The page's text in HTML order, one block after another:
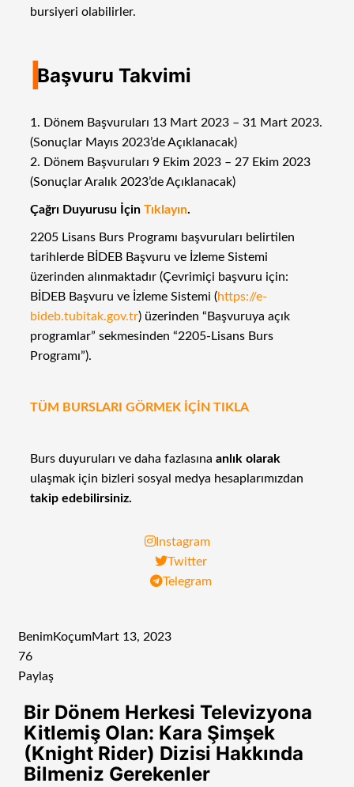
bursiyeri olabilirler.
IBaşvuru Takvimi
1. Dönem Başvuruları 13 Mart 2023 – 31 Mart 2023.
(Sonuçlar Mayıs 2023’de Açıklanacak)
2. Dönem Başvuruları 9 Ekim 2023 – 27 Ekim 2023
(Sonuçlar Aralık 2023’de Açıklanacak)
Çağrı Duyurusu İçin Tıklayın.
2205 Lisans Burs Programı başvuruları belirtilen
tarihlerde BİDEB Başvuru ve İzleme Sistemi
üzerinden alınmaktadır (Çevrimiçi başvuru için:
BİDEB Başvuru ve İzleme Sistemi (https://e-
bideb.tubitak.gov.tr) üzerinden “Başvuruya açık
programlar” sekmesinden “2205-Lisans Burs
Programı”).
TÜM BURSLARI GÖRMEK İÇİN TIKLA
Burs duyuruları ve daha fazlasına anlık olarak
ulaşmak için bizleri sosyal medya hesaplarımızdan
takip edebilirsiniz.
Instagram
Twitter
Telegram
BenimKoçumMart 13, 2023
76
Paylaş
Posta
ile
paylaş
Bir Dönem Herkesi Televizyona
Kitlemiş Olan: Kara Şimşek
(Knight Rider) Dizisi Hakkında
Bilmeniz Gerekenler